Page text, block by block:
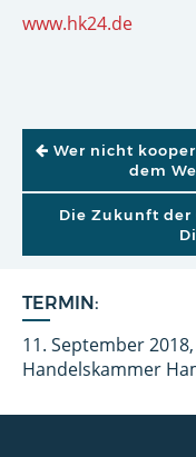
TERMIN:
11. September
Handelskammer
www.hk24.de
Wer nicht
dem
Die Zukunft